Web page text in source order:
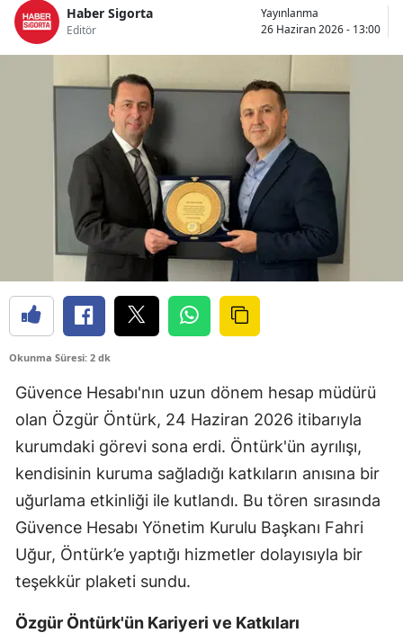
Bilecik
Bitlis
Bolu
Burdur
Bursa
Çanakkale
Çankırı
Çorum
Denizli
Edirne
Elazığ
Erzurum
Eskişehir
Haber Sigorta
Editör
Yayınlanma
26 Haziran 2026 - 13:00
Okunma Süresi: 2 dk
Güvence Hesabı'nın uzun dönem hesap müdürü
olan Özgür Öntürk, 24 Haziran 2026 itibarıyla
kurumdaki görevi sona erdi. Öntürk'ün ayrılışı,
kendisinin kuruma sağladığı katkıların anısına bir
uğurlama etkinliği ile kutlandı. Bu tören sırasında
Güvence Hesabı Yönetim Kurulu Başkanı Fahri
Uğur, Öntürk’e yaptığı hizmetler dolayısıyla bir
teşekkür plaketi sundu.
Özgür Öntürk'ün Kariyeri ve Katkıları